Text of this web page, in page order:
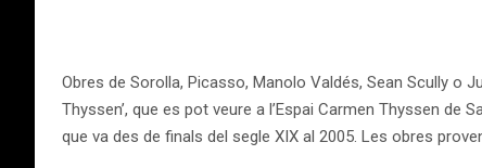
Obres de Sorolla, Picasso, Manolo Valdés, Sean Scully o
Thyssen’, que es pot veure a l’Espai Carmen Thyssen de
que va des de finals del segle XIX al 2005. Les obres